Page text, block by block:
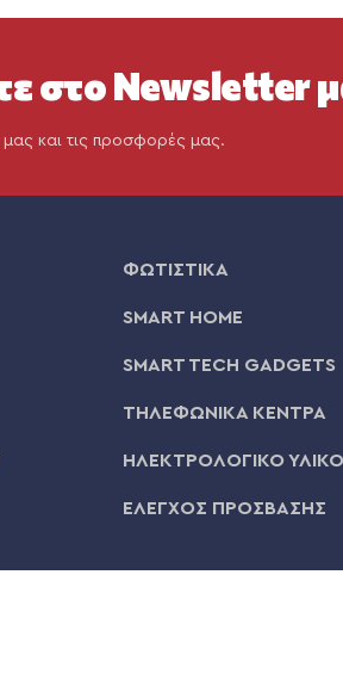
στο Newsletter
και τις προσφορές μας.
ΦΩΤΙΣΤΙΚΑ
SMART HOME
SMART TECH GADGETS
ΤΗΛΕΦΩΝΙΚΑ ΚΕΝΤΡΑ
ΗΛΕΚΤΡΟΛΟΓΙΚΟ ΥΛΙΚΟ
ΕΛΕΓΧΟΣ ΠΡΟΣΒΑΣΗΣ